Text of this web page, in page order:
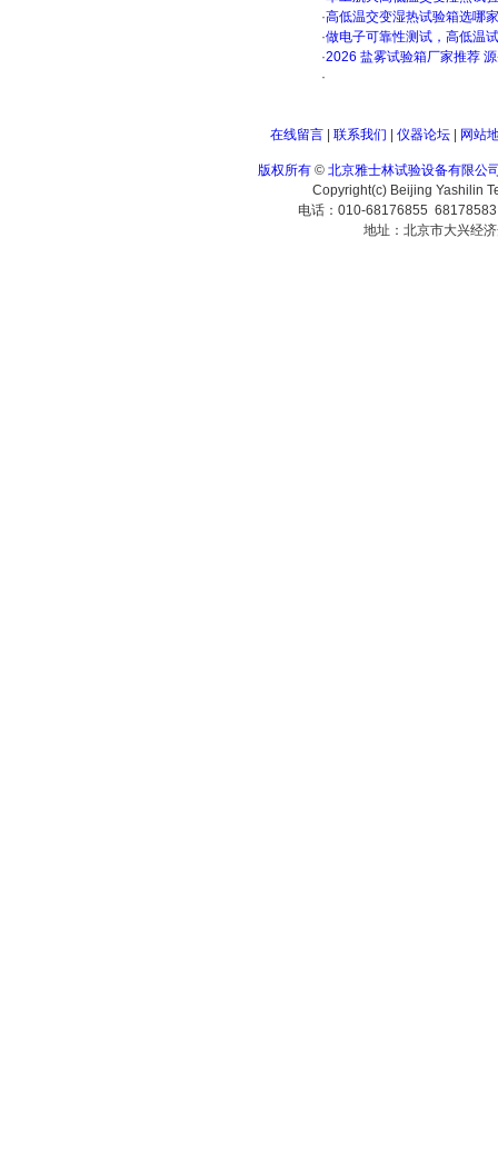
·高低温交变湿热试验箱选哪
·做电子可靠性测试，高低温
·2026 盐雾试验箱厂家推荐
·
在线留言| 联系我们 仪器论坛| 网站
版权所有 © 北京雅士林试验设备有限公
Copyright(c) Beijing Yashilin
电话：010-68176855
地址：北京市大兴经